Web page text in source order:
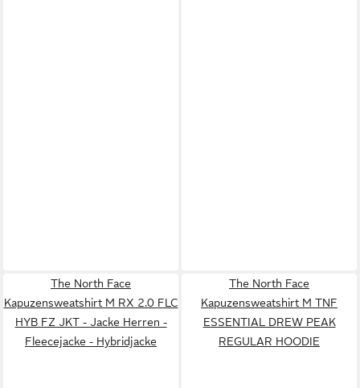
The North Face
Kapuzensweatshirt M RX 2.0 FLC
HYB FZ JKT - Jacke Herren -
Fleecejacke - Hybridjacke
The North Face
Kapuzensweatshirt M TNF
ESSENTIAL DREW PEAK
REGULAR HOODIE